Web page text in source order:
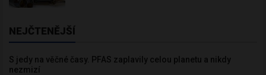
NEJČTENĚJŠÍ
S jedy na věčné časy. PFAS zaplavily celou planetu a nikdy
nezmizí